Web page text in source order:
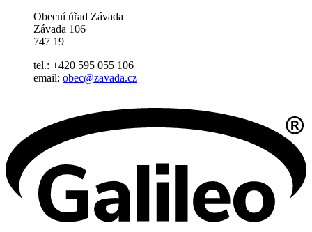
Obecní úřad Závada
Závada 106
747 19
tel.: +420 595 055 106
email: obec@zavada.cz